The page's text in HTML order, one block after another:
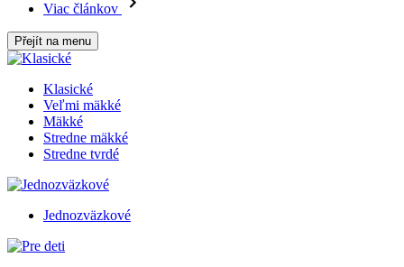
Viac článkov
Přejít na menu
Klasické
Veľmi mäkké
Mäkké
Stredne mäkké
Stredne tvrdé
Jednozväzkové